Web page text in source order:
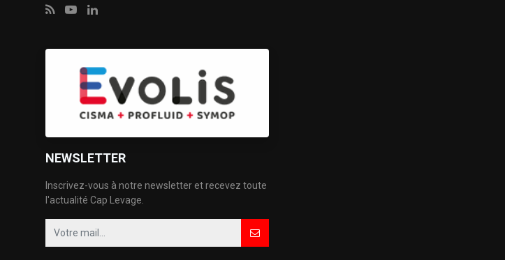
NEWSLETTER
Inscrivez-vous à notre newsletter et recevez toute
l'actualité Cap Levage.